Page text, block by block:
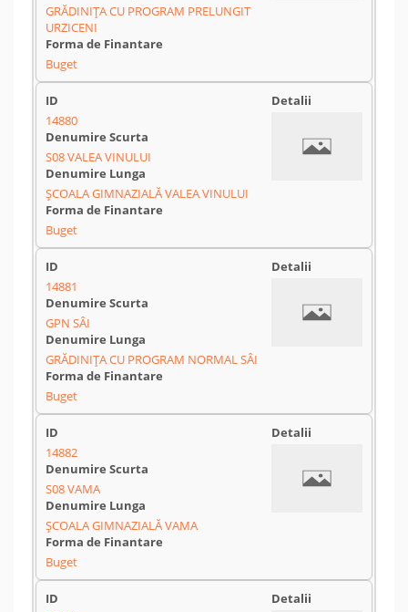
GRĂDINIȚA CU PROGRAM PRELUNGIT
URZICENI
Buget
14880
S08 VALEA VINULUI
ȘCOALA GIMNAZIALĂ VALEA VINULUI
Buget
14881
GPN SÂI
GRĂDINIȚA CU PROGRAM NORMAL SÂI
Buget
14882
S08 VAMA
ȘCOALA GIMNAZIALĂ VAMA
Buget